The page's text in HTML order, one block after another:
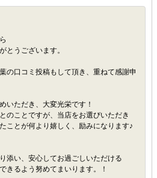
とうございます。
の口コミ投稿もして頂き、重ねて感謝申
いただき、大変光栄です！
のことですが、当店をお選びいただき
ことが何より嬉しく、励みになります♪
添い、安心してお過ごしいただける
きるよう努めてまいります。！